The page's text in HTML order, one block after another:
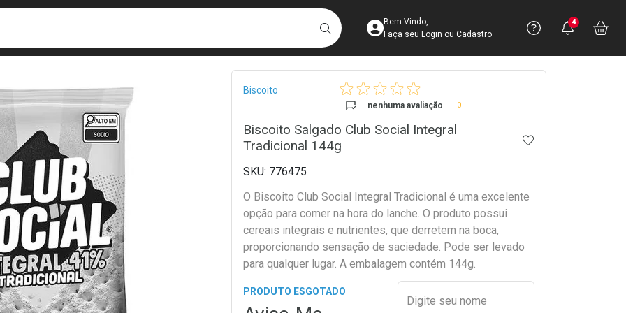
BUSCARAcesse sua Conta
Bem Vindo,
Faça seu Login ou Cadastro
Precisa
Ver Recursos
Você
4
Breadcrumb
Biscoito
nenhuma avaliação 0
Biscoito Salgado Club Social Integral
Tradicional 144g
ADICIONAR AOS
776475
O Biscoito Club Social Integral Tradicional é uma excelente
opção para comer na hora do lanche. O produto possui
cereais integrais e nutrientes, que derretem na boca,
proporcionando sensação de saciedade. Pode ser levado
para qualquer lugar. A embalagem contém 144g.
PRODUTO ESGOTADO Preencher nome e email
Digite seu nome